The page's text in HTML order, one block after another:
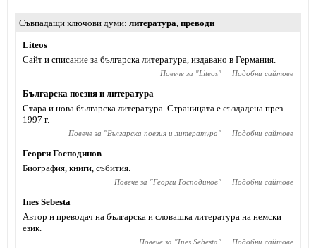
Съвпадащи ключови думи литература, преводи
Liteos
Сайт и списание за българска литература, издавано в Германия.
Повече за "Liteos" Подобни сайтове
Българска поезия и литература
Стара и нова българска литература. Страницата е създадена през
1997 г.
Повече за "Българска поезия и литература" Подобни сайтове
Георги Господинов
Биография, книги, събития.
Повече за "Георги Господинов" Подобни сайтове
Ines Sebesta
Автор и преводач на българска и словашка литература на немски
език.
Повече за "Ines Sebesta" Подобни сайтове